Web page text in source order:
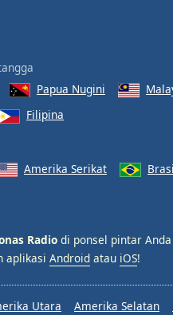
Papua Nugini
Filipina
Amerika Serikat
Radio di ponsel pintar
aplikasi Android atau iOS!
Utara Amerika Selatan